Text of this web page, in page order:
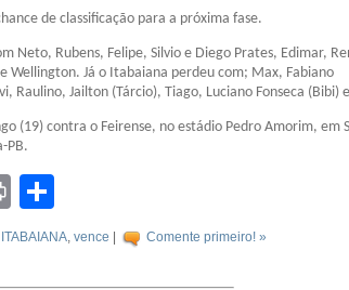
de classificação para a próxima fase.
Neto, Rubens, Felipe, Silvio e Diego Prates, Edimar,
Wellington. Já o Itabaiana perdeu com; Max, Fabiano
Raulino, Jailton (Tárcio), Tiago, Luciano Fonseca (Bibi)
(19) contra o Feirense, no estádio Pedro Amorim, em
PB.
Print
ITABAIANA, vence Comente primeiro! »